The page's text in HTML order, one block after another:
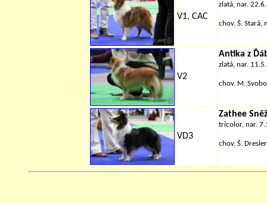
V1, CAC
zlatá, nar.
chov. Š. Stará,
V2
Antika z
zlatá, nar.
chov. M.
VD3
Zathee
tricolor, nar.
chov. Š.